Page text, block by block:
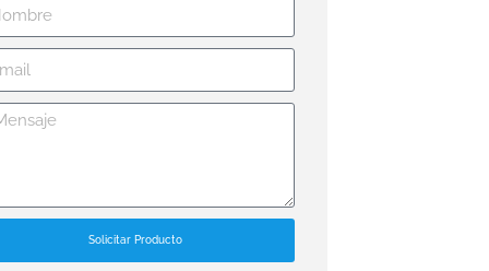
Solicitar Producto